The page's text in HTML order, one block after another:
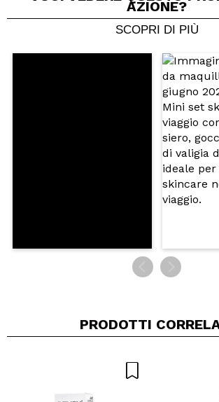
Condividi un video o una
Il tuo video potrebbe essere il primo.
Consiglieresti questo acquisto?
5/5
INVIA
AZIONE?
SCOPRI DI PIÙ
PRODOTTI